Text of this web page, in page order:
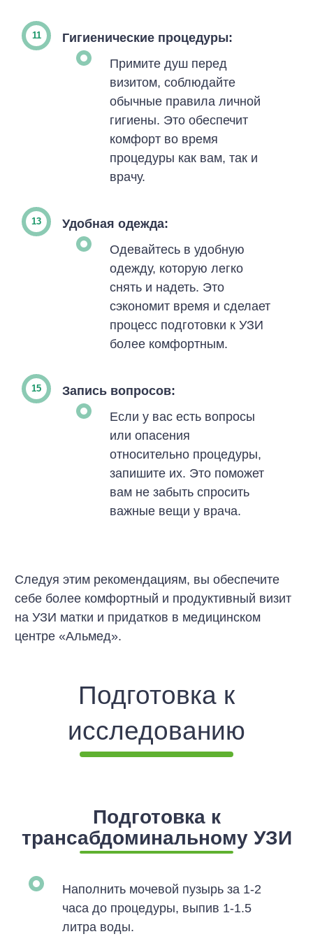
Гигиенические процедуры:
Примите душ перед
визитом, соблюдайте
обычные правила личной
гигиены. Это обеспечит
комфорт во время
процедуры как вам, так и
врачу.
Удобная одежда:
Одевайтесь в удобную
одежду, которую легко
снять и надеть. Это
сэкономит время и сделает
процесс подготовки к УЗИ
более комфортным.
Запись вопросов:
Если у вас есть вопросы
или опасения
относительно процедуры,
запишите их. Это поможет
вам не забыть спросить
важные вещи у врача.
Следуя этим рекомендациям, вы обеспечите
себе более комфортный и продуктивный визит
на УЗИ матки и придатков в медицинском
центре «Альмед».
Подготовка к
исследованию
Подготовка к
трансабдоминальному УЗИ
Наполнить мочевой пузырь за 1-2
часа до процедуры, выпив 1-1.5
литра воды.